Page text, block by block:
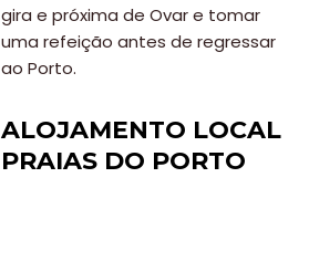
gira e próxima de Ovar e tomar
uma refeição antes de regressar
ao Porto.
ALOJAMENTO LOCAL
PRAIAS DO PORTO